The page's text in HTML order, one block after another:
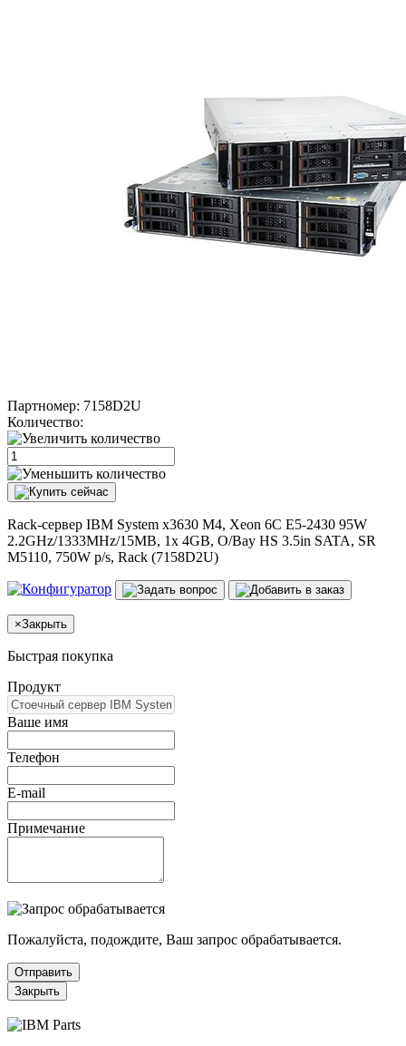
Партномер: 7158D2U
Количество:
Rack-сервер IBM System x3630 M4, Xeon 6C E5-2430 95W
2.2GHz/1333MHz/15MB, 1x 4GB, O/Bay HS 3.5in SATA, SR
M5110, 750W p/s, Rack (7158D2U)
×Закрыть
Быстрая покупка
Продукт
Ваше имя
Телефон
E-mail
Примечание
Пожалуйста, подождите, Ваш запрос обрабатывается.
Отправить
Закрыть